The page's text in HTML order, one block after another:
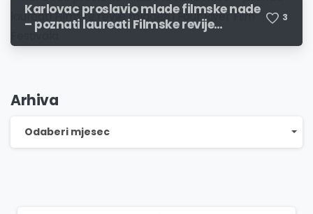
Karlovac proslavio mlade filmske nade
– poznati laureati Filmske revije
3
Arhiva
Arhiva
Odaberi mjesec